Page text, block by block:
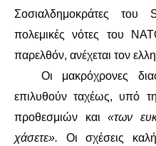
ΑΝΑΤΟΛΙΚΉ
ΜΈΣΗ ΑΝΑΤΟΛΉ
Σοσιαλδημοκράτες
πολεμικές νότες του
παρελθόν, ανέχεται τον
Οι μακρόχρονες
επιλυθούν ταχέως, υπό
προθεσμιών και«των
χάσετε». Οι σχέσεις